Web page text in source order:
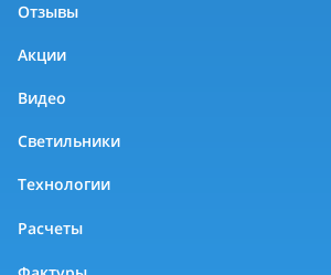
Отзывы
Акции
Видео
Светильники
Технологии
Расчеты